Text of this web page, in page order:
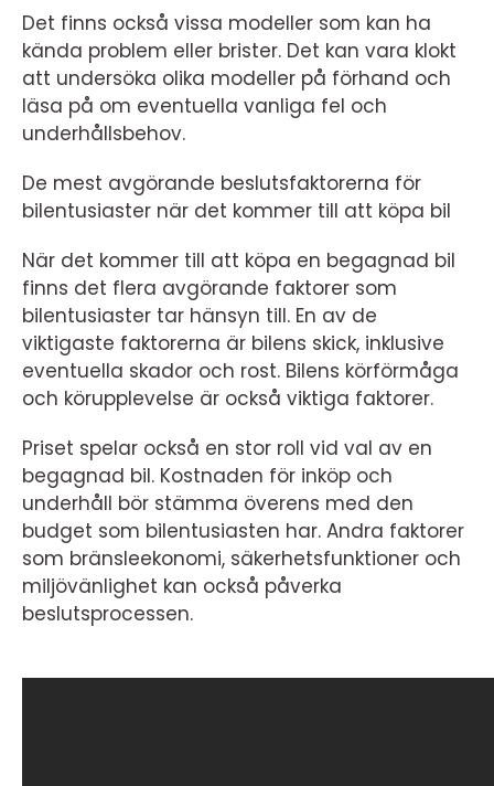
Det finns också vissa modeller som kan ha
kända problem eller brister. Det kan vara klokt
att undersöka olika modeller på förhand och
läsa på om eventuella vanliga fel och
underhållsbehov.
De mest avgörande beslutsfaktorerna för
bilentusiaster när det kommer till att köpa bil
När det kommer till att köpa en begagnad bil
finns det flera avgörande faktorer som
bilentusiaster tar hänsyn till. En av de
viktigaste faktorerna är bilens skick, inklusive
eventuella skador och rost. Bilens körförmåga
och körupplevelse är också viktiga faktorer.
Priset spelar också en stor roll vid val av en
begagnad bil. Kostnaden för inköp och
underhåll bör stämma överens med den
budget som bilentusiasten har. Andra faktorer
som bränsleekonomi, säkerhetsfunktioner och
miljövänlighet kan också påverka
beslutsprocessen.